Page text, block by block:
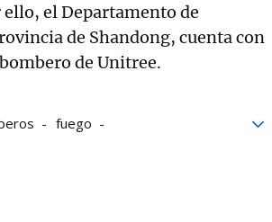
el Departamento de
de Shandong, cuenta con
de Unitree.
fuego